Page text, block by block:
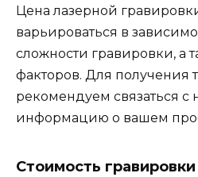
Цена лазерной
варьироваться в
сложности гравировки, а
факторов. Для получения
рекомендуем связаться с
информацию о вашем
Стоимость